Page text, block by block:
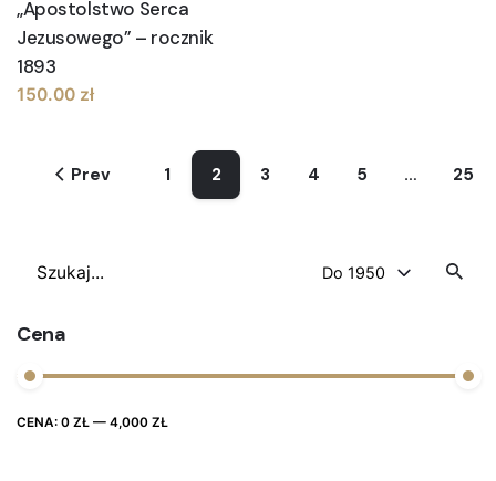
Szukaj
Do 1950
Cena
Cena
Cena
CENA: 0 ZŁ — 4,000 ZŁ
„Apostolstwo Serca
Jezusowego” – rocznik
1893
150.00 zł
Prev 1 2 3 4 5 … 25